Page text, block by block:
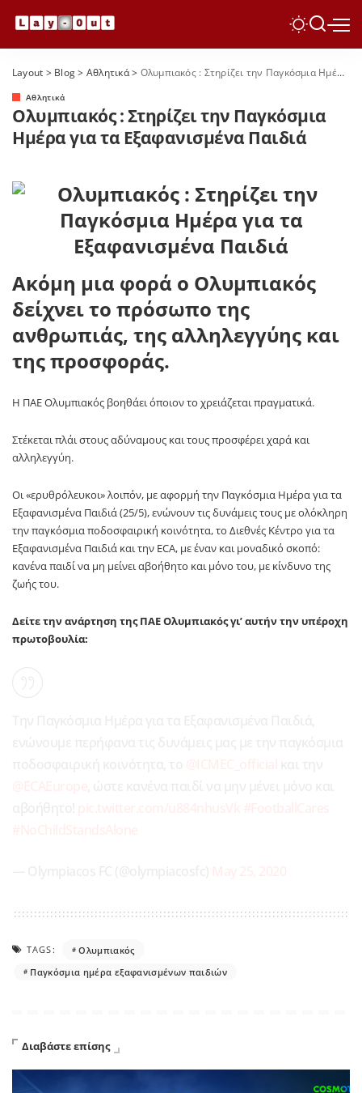
Layout > Blog> Αθλητικά> Ολυμπιακός : Στηρίζει την Παγκόσμια Ημέρα για τα Εξαφανισμένα Παιδιά
Αθλητικά
Ολυμπιακός : Στηρίζει την Παγκόσμια
Ημέρα για τα Εξαφανισμένα Παιδιά
Ακόμη μια φορά ο Ολυμπιακός
δείχνει το πρόσωπο της
ανθρωπιάς, της αλληλεγγύης και
της προσφοράς.
Η ΠΑΕ Ολυμπιακός βοηθάει όποιον το χρειάζεται πραγματικά.
Στέκεται πλάι στους αδύναμους και τους προσφέρει χαρά και
αλληλεγγύη.
Οι «ερυθρόλευκοι» λοιπόν, με αφορμή την Παγκόσμια Ημέρα για τα
Εξαφανισμένα Παιδιά (25/5), ενώνουν τις δυνάμεις τους με ολόκληρη
την παγκόσμια ποδοσφαιρική κοινότητα, το Διεθνές Κέντρο για τα
Εξαφανισμένα Παιδιά και την ECA, με έναν και μοναδικό σκοπό:
κανένα παιδί να μη μείνει αβοήθητο και μόνο του, με κίνδυνο της
ζωής του.
Δείτε την ανάρτηση της ΠΑΕ Ολυμπιακός γι’ αυτήν την υπέροχη
πρωτοβουλία:
TAGS:
Ολυμπιακός
Παγκόσμια ημέρα εξαφανισμένων παιδιών
Διαβάστε επίσης